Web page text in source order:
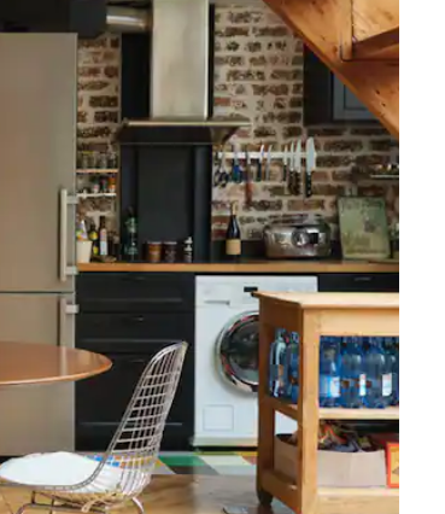
e para baixo do teclado ou tocando e deslizando o